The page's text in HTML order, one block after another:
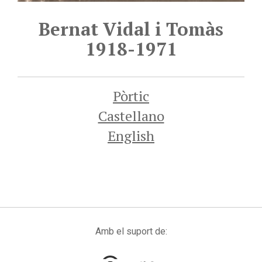
Bernat Vidal i Tomàs
1918-1971
Pòrtic
Castellano
English
Amb el suport de: